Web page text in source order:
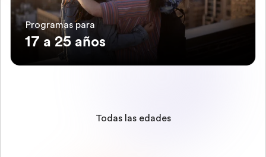
Programas para
17 a 25 años
Todas las edades